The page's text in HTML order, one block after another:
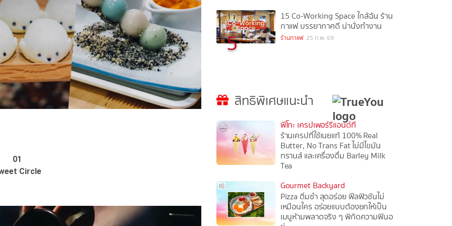
01
Circle
5
15 Co-Working Space ใกล้ฉัน ร้าน
กาแฟ บรรยากาศดี น่านั่งทำงาน
ร้านกาแฟ 25 ก.พ. 69
สิทธิพิเศษแนะนำ
พีโกะ เครปเพอร์รีแอนด์ที
ร้านเครปที่ใช้เนยแท้ 100% Real
Butter, No Trans Fat ไม่มีไขมัน
ทรานส์ และเครื่องดื่ม Barley Milk
Tea
Gourmet Backyard
Pizza ติ่มซำ สุดอร่อย ฟีลฟิวชันไม่
เหมือนใคร อร่อยแบบต้องยกให้เป็น
เมนูห้ามพลาดจริง ๆ พิกัดความฟินอ